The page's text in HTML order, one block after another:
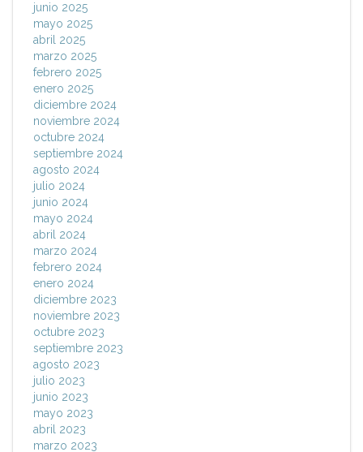
junio 2025
mayo 2025
abril 2025
marzo 2025
febrero 2025
enero 2025
diciembre 2024
noviembre 2024
octubre 2024
septiembre 2024
agosto 2024
julio 2024
junio 2024
mayo 2024
abril 2024
marzo 2024
febrero 2024
enero 2024
diciembre 2023
noviembre 2023
octubre 2023
septiembre 2023
agosto 2023
julio 2023
junio 2023
mayo 2023
abril 2023
marzo 2023